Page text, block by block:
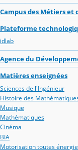
Campus des Métiers
Plateforme
idlab
Agence du
Matières enseignées
Sciences de l'Ingénieur
Histoire des
Musique
Mathématiques
Cinéma
BIA
Motorisation toutes